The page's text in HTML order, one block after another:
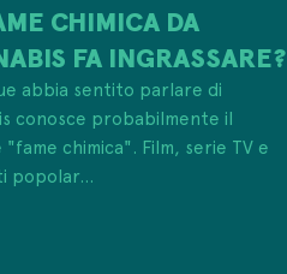
CHIMICA DA
FA INGRASSARE?
abbia sentito parlare di
conosce probabilmente il
chimica". Film, serie TV e
popolar...